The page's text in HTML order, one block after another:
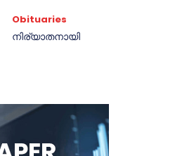
Obituaries
നിര്യാതനായി